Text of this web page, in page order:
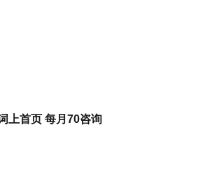
上首页 每月70咨询